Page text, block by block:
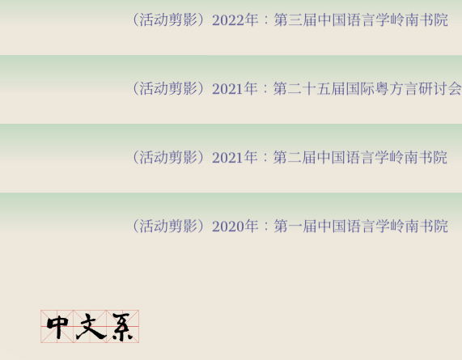
（活动剪影）2022年：第三届中国语言学岭南书院
（活动剪影）2021年：第二十五届国际粤方言研讨会
（活动剪影）2021年：第二届中国语言学岭南书院
（活动剪影）2020年：第一届中国语言学岭南书院